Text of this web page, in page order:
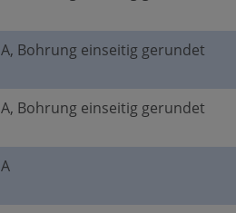
A, Bohrung einseitig gerundet
A, Bohrung einseitig gerundet
A